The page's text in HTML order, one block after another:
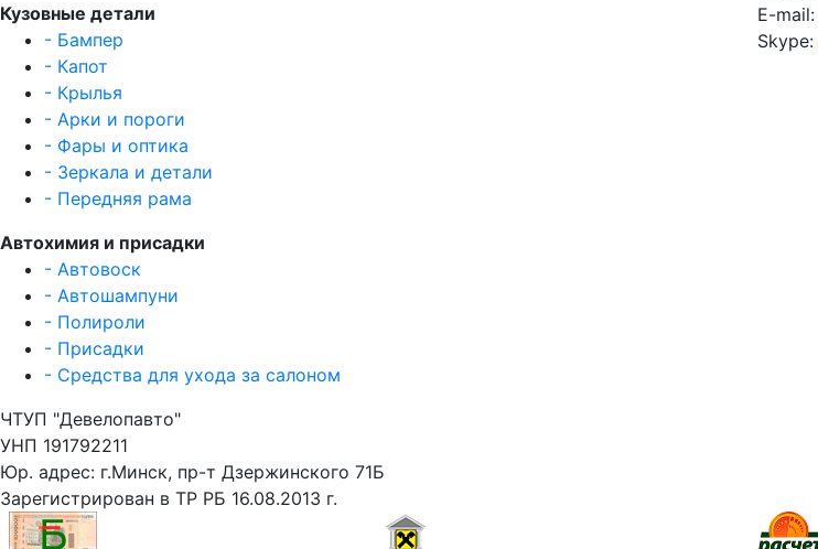
Кузовные детали
- Бампер
- Капот
- Крылья
- Арки и пороги
- Фары и оптика
- Зеркала и детали
- Передняя рама
Автохимия и присадки
- Автовоск
- Автошампуни
- Полироли
- Присадки
- Средства для ухода за салоном
E-mail:
Skype:
ЧТУП "Девелопавто"
УНП 191792211
Юр. адрес: г.Минск, пр-т Дзержинского 71Б
Зарегистрирован в ТР РБ 16.08.2013 г.